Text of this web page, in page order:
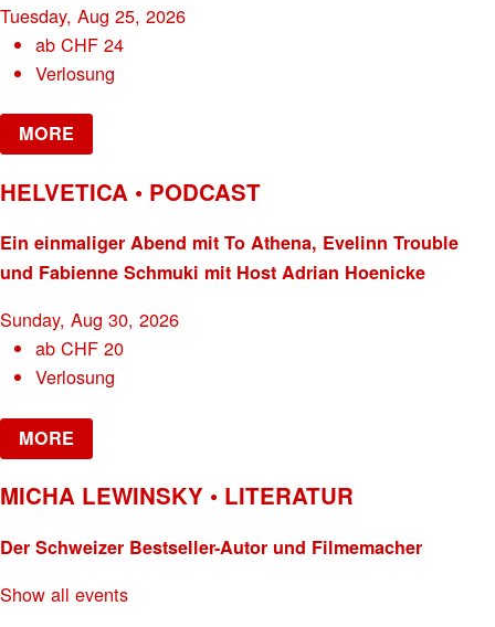
Tuesday, Aug 25, 2026
abCHF 24
Verlosung
MORE
HELVETICA • PODCAST
Ein einmaliger Abend mit To Athena, Evelinn Trouble
und Fabienne Schmuki mit Host Adrian Hoenicke
Sunday, Aug 30, 2026
abCHF 20
Verlosung
MORE
MICHA LEWINSKY • LITERATUR
Der Schweizer Bestseller-Autor und Filmemacher
Show all events